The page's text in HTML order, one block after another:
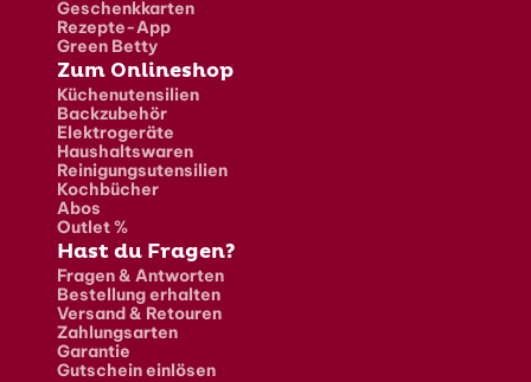
Geschenkkarten
Rezepte-App
Green Betty
Zum Onlineshop
Küchenutensilien
Backzubehör
Elektrogeräte
Haushaltswaren
Reinigungsutensilien
Kochbücher
Abos
Outlet %
Hast du Fragen?
Fragen & Antworten
Bestellung erhalten
Versand & Retouren
Zahlungsarten
Garantie
Gutschein einlösen